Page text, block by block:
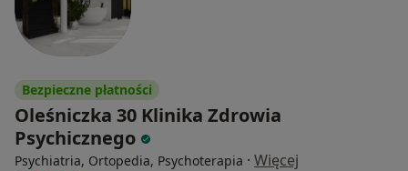
Bezpieczne płatności
Oleśniczka 30 Klinika Zdrowia
Psychicznego
Psychiatria, Ortopedia, Psychoterapia · Więcej